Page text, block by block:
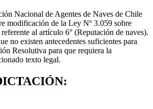
Nacional de Agentes de Naves de Chile
modificación de la Ley Nº 3.059 sobre
al artículo 6° (Reputación de naves).
no existen antecedentes suficientes para
Resolutiva para que requiera la
texto legal.